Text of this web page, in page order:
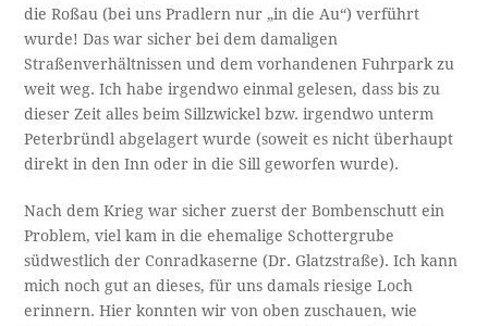
die Roßau (bei uns Pradlern nur „in die Au“) verführt
wurde! Das war sicher bei dem damaligen
Straßenverhältnissen und dem vorhandenen Fuhrpark zu
weit weg. Ich habe irgendwo einmal gelesen, dass bis zu
dieser Zeit alles beim Sillzwickel bzw. irgendwo unterm
Peterbründl abgelagert wurde (soweit es nicht überhaupt
direkt in den Inn oder in die Sill geworfen wurde).
Nach dem Krieg war sicher zuerst der Bombenschutt ein
Problem, viel kam in die ehemalige Schottergrube
südwestlich der Conradkaserne (Dr. Glatzstraße). Ich kann
mich noch gut an dieses, für uns damals riesige Loch
erinnern. Hier konnten wir von oben zuschauen, wie